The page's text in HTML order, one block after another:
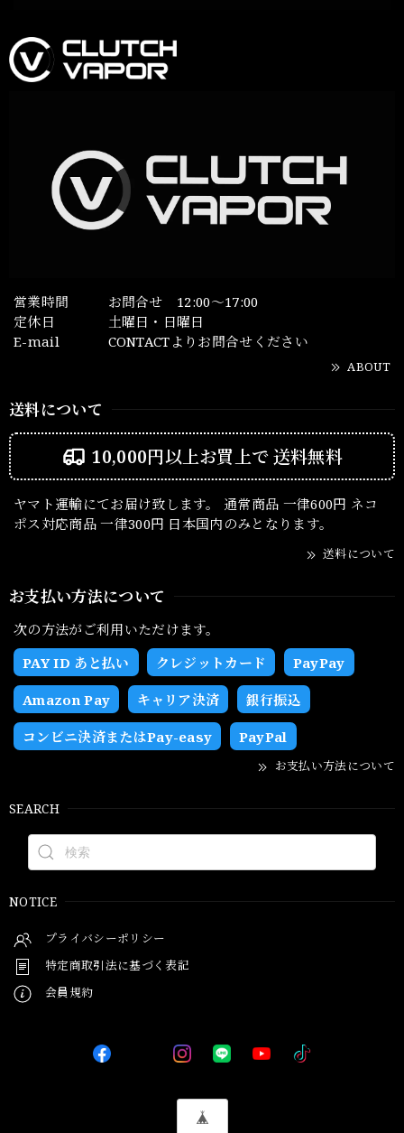
営業時間
お問合せ 12:00～17:00
定休日
土曜日・日曜日
E-mail
CONTACTよりお問合せください
ABOUT
送料について
10,000円以上お買上で送料無料
ヤマト運輸にてお届け致します。 通常商品 一律600円 ネコ
ポス対応商品 一律300円 日本国内のみとなります。
送料について
お支払い方法について
次の方法がご利用いただけます。
PAY ID あと払い
クレジットカード PayPay
Amazon Pay キャリア決済 銀行振込
コンビニ決済またはPay-easy PayPal
お支払い方法について
SEARCH
NOTICE
プライバシーポリシー
特定商取引法に基づく表記
会員規約